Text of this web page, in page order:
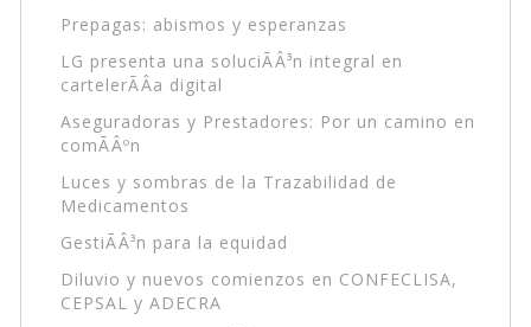
Prepagas: abismos y esperanzas
LG presenta una soluciÃÂ³n integral en
cartelerÃÂ­a digital
Aseguradoras y Prestadores: Por un camino en
comÃÂºn
Luces y sombras de la Trazabilidad de
Medicamentos
GestiÃÂ³n para la equidad
Diluvio y nuevos comienzos en CONFECLISA,
CEPSAL y ADECRA